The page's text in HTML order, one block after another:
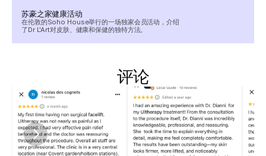
苏豪之家健康活动
在伦敦的Soho House举行的一场独家会员活动，介绍
了Dr L'Art对皮肤、健康和保健的独特方法。
评论